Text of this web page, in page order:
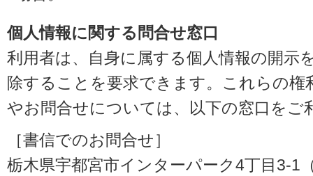
個人情報に関する問合せ窓口
利用者は、自身に属する個人情報の開示
除することを要求できます。これらの権
やお問合せについては、以下の窓口をご
［書信でのお問合せ］
栃木県宇都宮市インターパーク4丁目3-1